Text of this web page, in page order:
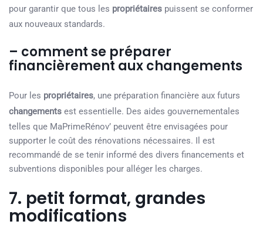
pour garantir que tous les propriétaires puissent se conformer
aux nouveaux standards.
– comment se préparer
financièrement aux changements
Pour les propriétaires, une préparation financière aux futurs
changements est essentielle. Des aides gouvernementales
telles que MaPrimeRénov’ peuvent être envisagées pour
supporter le coût des rénovations nécessaires. Il est
recommandé de se tenir informé des divers financements et
subventions disponibles pour alléger les charges.
7. petit format, grandes
modifications